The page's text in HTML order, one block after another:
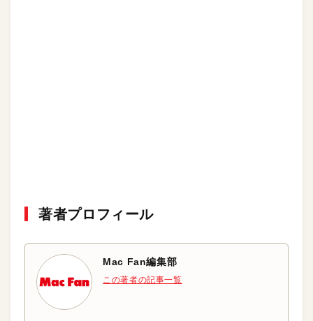
著者プロフィール
Mac Fan編集部
この著者の記事一覧